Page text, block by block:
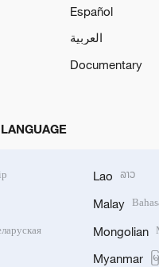
Español
العربية
Documentary
Lao ລາວ
Malay
Mongolian
Myanmar